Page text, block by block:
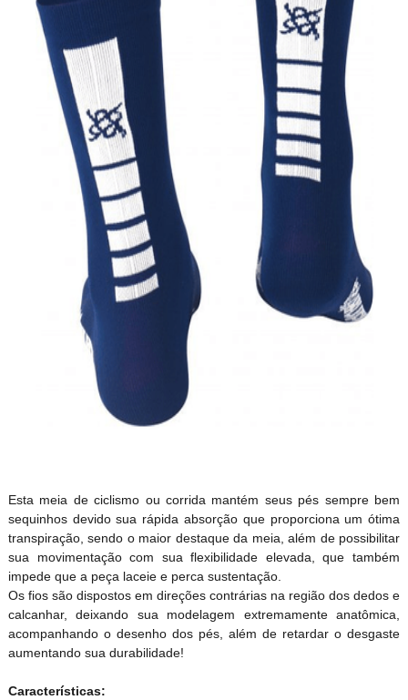
Esta meia de ciclismo ou corrida mantém seus pés sempre bem
sequinhos devido sua rápida absorção que proporciona um ótima
transpiração, sendo o maior destaque da meia, além de possibilitar
sua movimentação com sua flexibilidade elevada, que também
impede que a peça laceie e perca sustentação.
Os fios são dispostos em direções contrárias na região dos dedos e
calcanhar, deixando sua modelagem extremamente anatômica,
acompanhando o desenho dos pés, além de retardar o desgaste
aumentando sua durabilidade!
Características: